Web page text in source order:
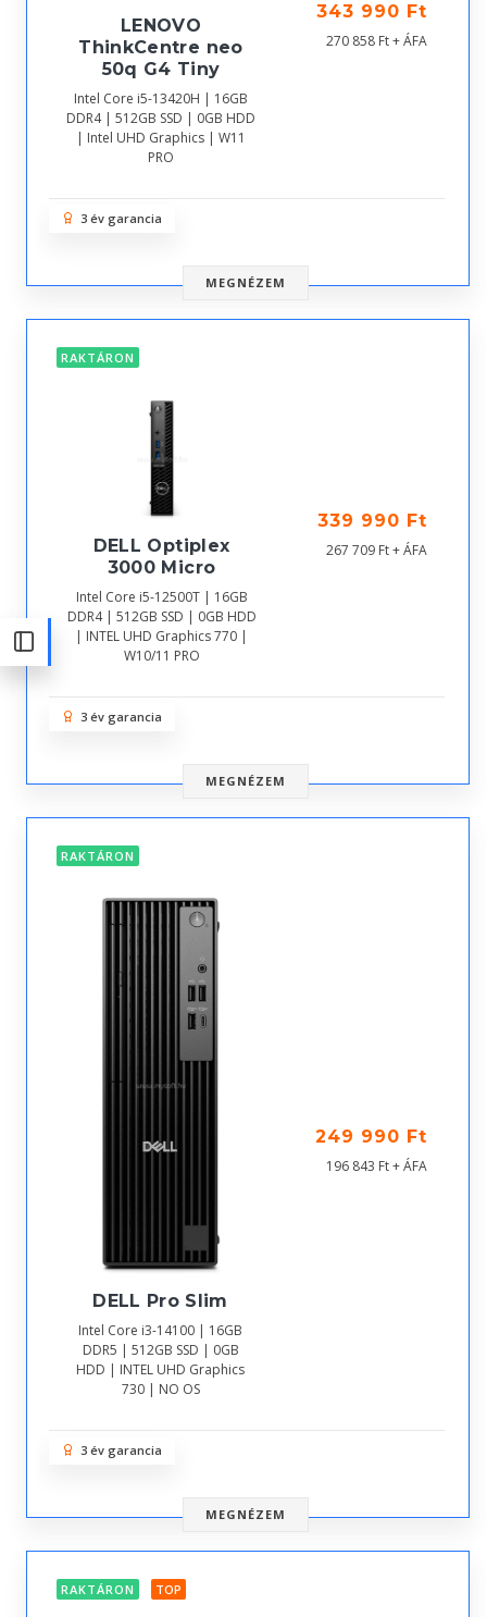
LENOVO
ThinkCentre neo
50q G4 Tiny
Intel Core i5-13420H | 16GB
DDR4 | 512GB SSD | 0GB HDD
| Intel UHD Graphics | W11
PRO
343 990 Ft
270 858 Ft + ÁFA
3 év garancia
MEGNÉZEM
RAKTÁRON
DELL Optiplex
3000 Micro
Intel Core i5-12500T | 16GB
DDR4 | 512GB SSD | 0GB HDD
| INTEL UHD Graphics 770 |
W10/11 PRO
339 990 Ft
267 709 Ft + ÁFA
3 év garancia
MEGNÉZEM
RAKTÁRON
DELL Pro Slim
Intel Core i3-14100 | 16GB
DDR5 | 512GB SSD | 0GB
HDD | INTEL UHD Graphics
730 | NO OS
249 990 Ft
196 843 Ft + ÁFA
3 év garancia
MEGNÉZEM
RAKTÁRON TOP